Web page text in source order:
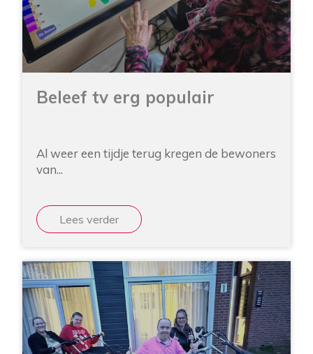
Beleef tv erg populair
Al weer een tijdje terug kregen de bewoners
van...
Lees verder